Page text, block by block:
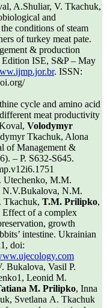
A.Shuliar, V. Tkachuk,
and
conditions of steam
of turkey meat pate.
& production
ISE, S&P – May
. ISSN:
cycle and amino acid
meat productivity
Volodymyr
Tkachuk, Alona
of Management &
– P. S632-S645.
Utechenko, M.M.
N.V.Bukalova, N.M.
T.M. Prilipko,
of a complex
growth
intestine. Ukrainian
doi:
Bukalova, Vasil P.
Leonid M.
M. Prilipko, Inna
Svetlana А. Tkachuk